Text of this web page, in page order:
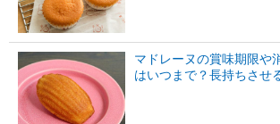
マドレーヌの賞味期限や
はいつまで？長持ちさせ